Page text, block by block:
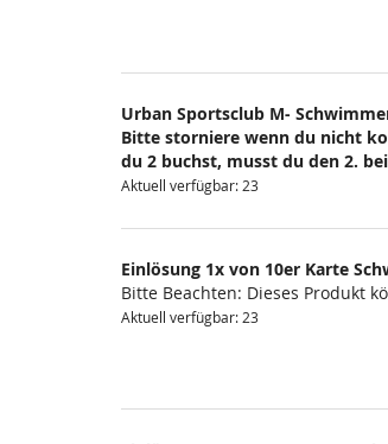
Urban Sportsclub M-
Bitte storniere wenn du nicht
du 2 buchst, musst du den 2.
Aktuell verfügbar: 23
Einlösung 1x von 10er Karte
Bitte Beachten: Dieses Produkt
Aktuell verfügbar: 23